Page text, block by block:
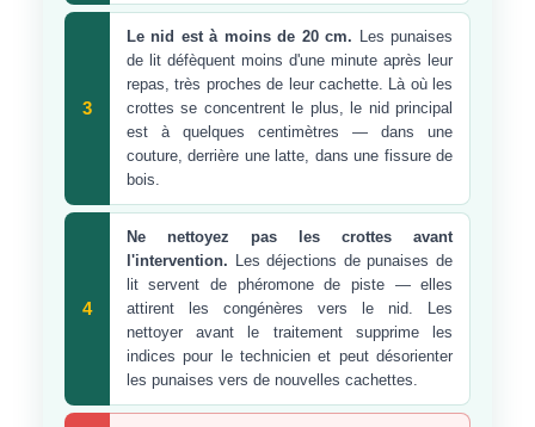
3
Le nid est à moins de 20 cm. Les punaises
de lit défèquent moins d'une minute après leur
repas, très proches de leur cachette. Là où les
crottes se concentrent le plus, le nid principal
est à quelques centimètres — dans une
couture, derrière une latte, dans une fissure de
bois.
4
Ne nettoyez pas les crottes avant
l'intervention. Les déjections de punaises de
lit servent de phéromone de piste — elles
attirent les congénères vers le nid. Les
nettoyer avant le traitement supprime les
indices pour le technicien et peut désorienter
les punaises vers de nouvelles cachettes.